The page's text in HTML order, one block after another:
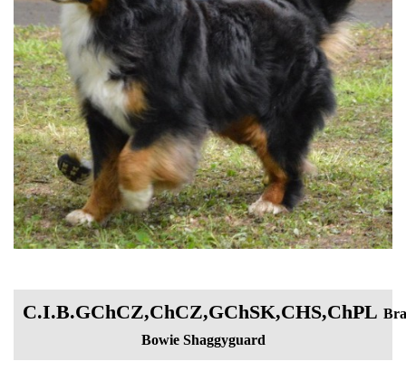
C.I.B.GChCZ,ChCZ,GChSK,CHS,ChPL
Bowie Shaggyguard